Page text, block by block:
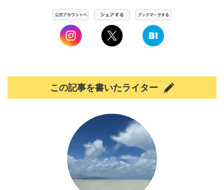
この記事を書いたライター